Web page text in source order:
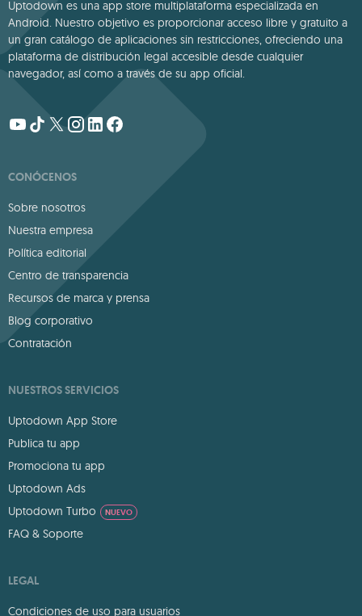
Uptodown es una app store multiplataforma especializada en
Android. Nuestro objetivo es proporcionar acceso libre y gratuito a
un gran catálogo de aplicaciones sin restricciones, ofreciendo una
plataforma de distribución legal accesible desde cualquier
navegador, así como a través de su app oficial.
CONÓCENOS
Sobre nosotros
Nuestra empresa
Política editorial
Centro de transparencia
Recursos de marca y prensa
Blog corporativo
Contratación
NUESTROS SERVICIOS
Uptodown App Store
Publica tu app
Promociona tu app
Uptodown Ads
Uptodown Turbo
NUEVO
FAQ & Soporte
LEGAL
Condiciones de uso para usuarios